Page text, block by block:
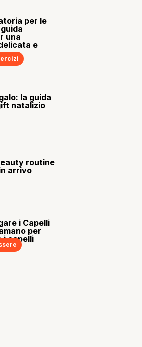
per le
una
e
la guida
natalizio
routine
arrivo
i Capelli
per
i capelli